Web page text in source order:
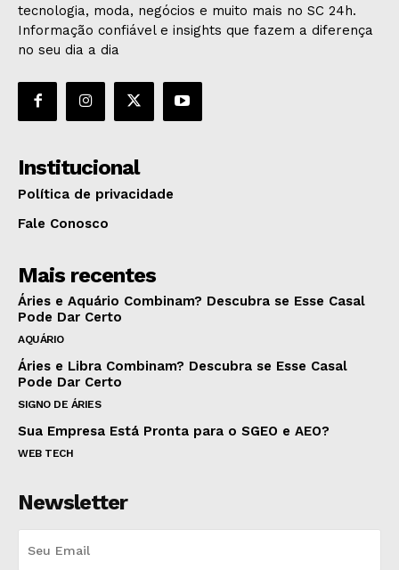
tecnologia, moda, negócios e muito mais no SC 24h.
Informação confiável e insights que fazem a diferença
no seu dia a dia
Institucional
Política de privacidade
Fale Conosco
Mais recentes
Áries e Aquário Combinam? Descubra se Esse Casal
Pode Dar Certo
AQUÁRIO
Áries e Libra Combinam? Descubra se Esse Casal
Pode Dar Certo
SIGNO DE ÁRIES
Sua Empresa Está Pronta para o SGEO e AEO?
WEB TECH
Newsletter